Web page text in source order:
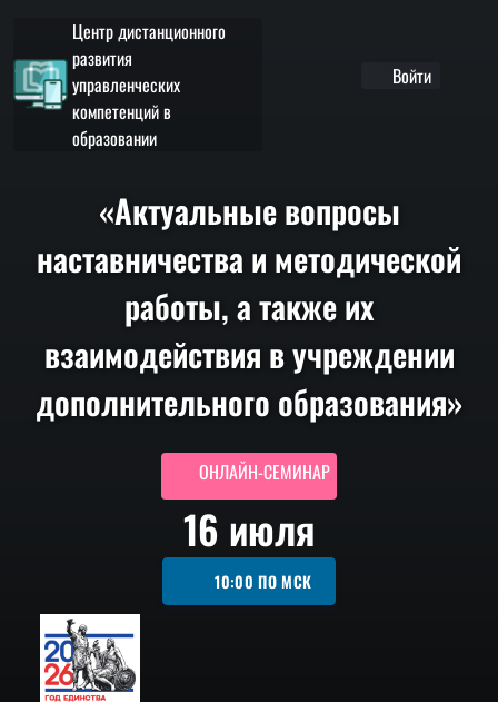
Центр дистанционного
развития
управленческих
компетенций в
образовании
Войти
«Актуальные вопросы
наставничества и методической
работы, а также их
взаимодействия в учреждении
дополнительного образования»
ОНЛАЙН-СЕМИНАР
16 июля
10:00 ПО МСК